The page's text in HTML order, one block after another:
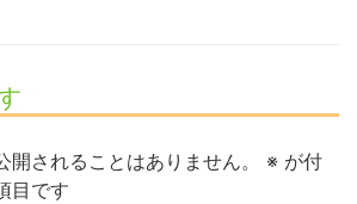
開されることはありません。 ※ が付
目です